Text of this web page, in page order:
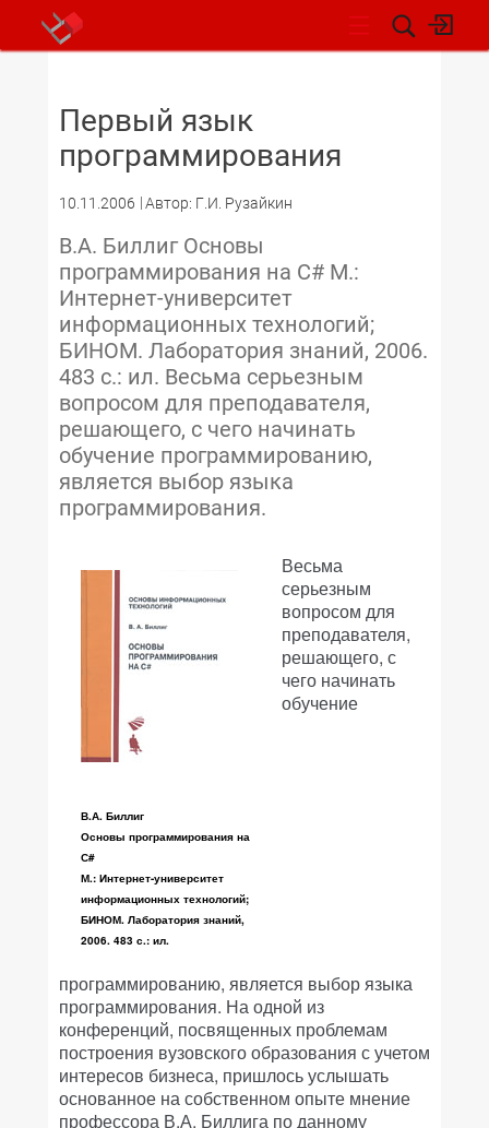
Первый язык
программирования
10.11.2006 Автор: Г.И. Рузайкин
В.А. Биллиг Основы
программирования на С# М.:
Интернет-университет
информационных технологий;
БИНОМ. Лаборатория знаний, 2006.
483 с.: ил. Весьма серьезным
вопросом для преподавателя,
решающего, с чего начинать
обучение программированию,
является выбор языка
программирования.
В.А. Биллиг
Основы программирования на
С#
М.: Интернет-университет
информационных технологий;
БИНОМ. Лаборатория знаний,
2006. 483 с.: ил.
Весьма
серьезным
вопросом для
преподавателя,
решающего, с
чего начинать
обучение
программированию, является выбор языка
программирования. На одной из
конференций, посвященных проблемам
построения вузовского образования с учетом
интересов бизнеса, пришлось услышать
основанное на собственном опыте мнение
профессора В.А. Биллига по данному